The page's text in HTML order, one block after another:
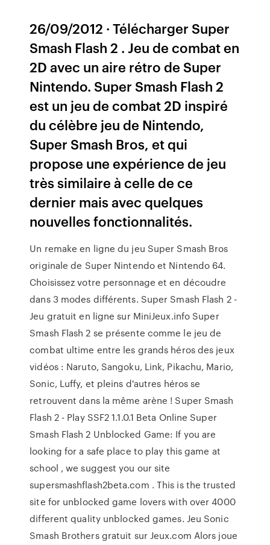
26/09/2012 · Télécharger Super
Smash Flash 2 . Jeu de combat en
2D avec un aire rétro de Super
Nintendo. Super Smash Flash 2
est un jeu de combat 2D inspiré
du célèbre jeu de Nintendo,
Super Smash Bros, et qui
propose une expérience de jeu
très similaire à celle de ce
dernier mais avec quelques
nouvelles fonctionnalités.
Un remake en ligne du jeu Super Smash Bros
originale de Super Nintendo et Nintendo 64.
Choisissez votre personnage et en découdre
dans 3 modes différents. Super Smash Flash 2 -
Jeu gratuit en ligne sur MiniJeux.info Super
Smash Flash 2 se présente comme le jeu de
combat ultime entre les grands héros des jeux
vidéos : Naruto, Sangoku, Link, Pikachu, Mario,
Sonic, Luffy, et pleins d'autres héros se
retrouvent dans la même arène ! Super Smash
Flash 2 - Play SSF2 1.1.0.1 Beta Online Super
Smash Flash 2 Unblocked Game: If you are
looking for a safe place to play this game at
school , we suggest you our site
supersmashflash2beta.com . This is the trusted
site for unblocked game lovers with over 4000
different quality unblocked games. Jeu Sonic
Smash Brothers gratuit sur Jeux.com Alors joue